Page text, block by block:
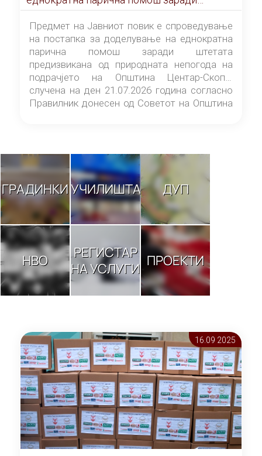
штетата предизвикана од природната
непогода на подрачјето на Општина
Центар-Скопје случена на ден 21.07.2026
година
Предмет на Јавниот повик е спроведување
на постапка за доделување на еднократна
парична помош заради штетата
предизвикана од природната непогода на
подрачјето на Општина Центар-Скопје
случена на ден 21.07.2026 година согласно
Правилник донесен од Советот на Општина
ГРАДИНКИУЧИЛИШТА ДУП
НВО
РЕГИСТАР
НА УСЛУГИ ПРОЕКТИ
16.09 2025